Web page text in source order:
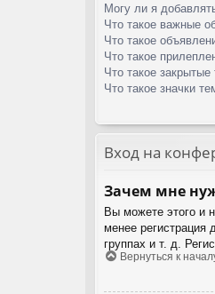
Могу ли я
Что такое важные
Что такое
Что такое
Что такое
Что такое значки
Вход на
Зачем мне
Вы можете этого и
менее
группах и т. д.
Вернуться к